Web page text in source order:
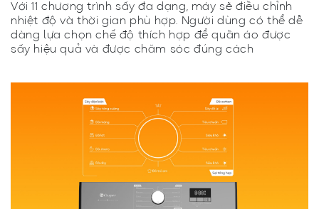
Với 11 chương trình sấy đa dạng, máy sẽ điều chỉnh
nhiệt độ và thời gian phù hợp. Người dùng có thể dễ
dàng lựa chọn chế độ thích hợp để quần áo được
sấy hiệu quả và được chăm sóc đúng cách